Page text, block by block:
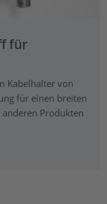
für
Kabelhalter von
für einen breiten
Produkten